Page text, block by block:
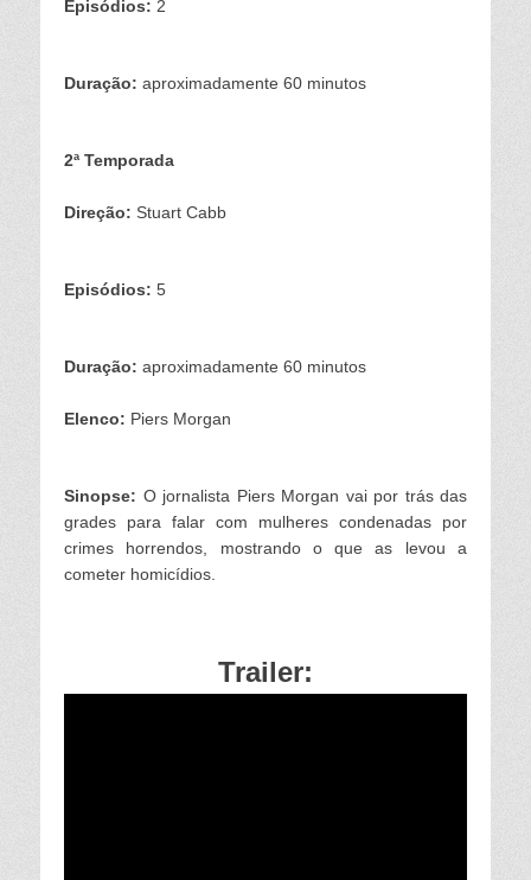
Episódios: 2
Duração: aproximadamente 60 minutos
2ª Temporada
Direção: Stuart Cabb
Episódios: 5
Duração: aproximadamente 60 minutos
Elenco: Piers Morgan
Sinopse: O jornalista Piers Morgan vai por trás das
grades para falar com mulheres condenadas por
crimes horrendos, mostrando o que as levou a
cometer homicídios.
Trailer: